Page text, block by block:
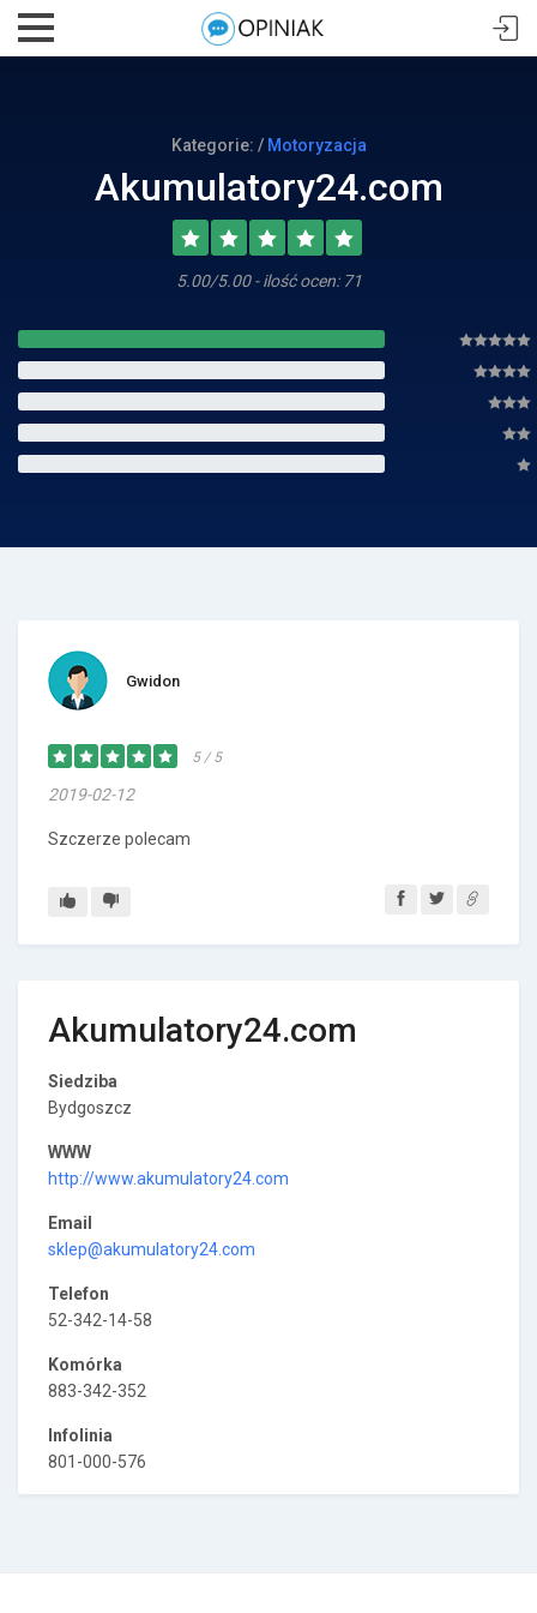
Kategorie: / Motoryzacja
Akumulatory24.com
5.00/5.00 - ilość ocen: 71
Gwidon
5 / 5
2019-02-12
Szczerze polecam
Akumulatory24.com
Siedziba
Bydgoszcz
WWW
http://www.akumulatory24.com
Email
sklep@akumulatory24.com
Telefon
52-342-14-58
Komórka
883-342-352
Infolinia
801-000-576